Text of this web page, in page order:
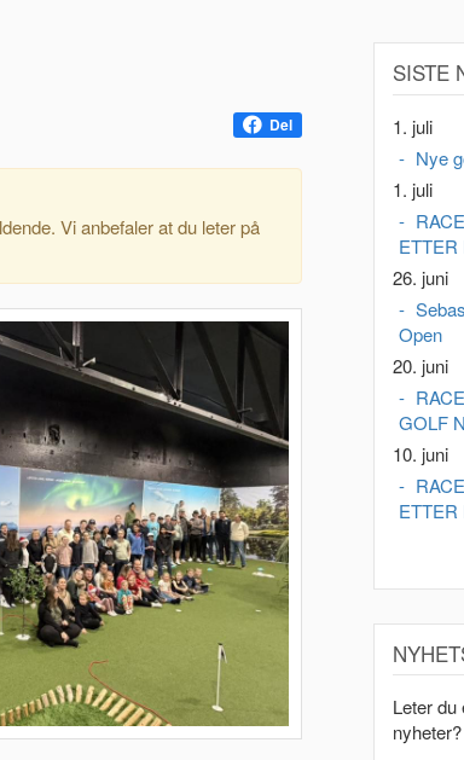
Del
Vi anbefaler at du leter på
SISTE
1. juli
Nye
1. juli
ETTER
26. juni
Open
20. juni
GOLF
10. juni
ETTER
Leter du
nyheter?